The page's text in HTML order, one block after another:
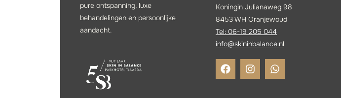
pure ontspanning, luxe
behandelingen en persoonlijke
aandacht.
Koningin Julianaweg 98
8453 WH Oranjewoud
Tel: 06-19 205 044
info@skininbalance.nl